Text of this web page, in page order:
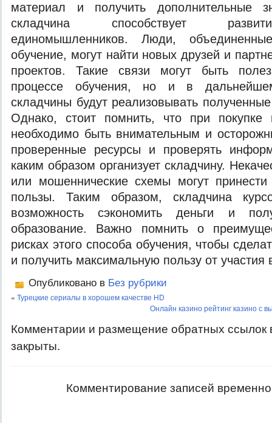
материал и получить дополнительные
складчина способствует
единомышленников. Люди,
обучение, могут найти новых друзей и
проектов. Такие связи могут быть
процессе обучения, но и в
складчины будут реализовывать
Однако, стоит помнить, что при покупке
необходимо быть внимательным и
проверенные ресурсы и проверять
каким образом организует складчину.
или мошеннические схемы могут
пользы. Таким образом, складчина
возможность сэкономить деньги и
образование. Важно помнить о
рисках этого способа обучения, чтобы
и получить максимальную пользу от участия
Опубликовано в Без рубрики
« Турецкие сериалы в хорошем качестве HD
Онлайн казино рейтинг казино с
Комментарии и размещение обратных ссылок
закрыты.
Комментирование записей